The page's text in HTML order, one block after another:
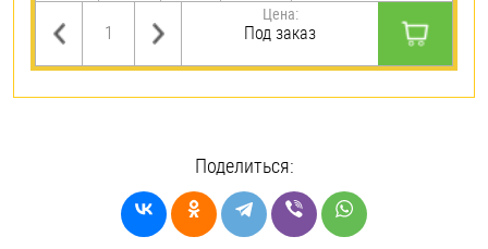
Цена:
Под заказ
Поделиться: